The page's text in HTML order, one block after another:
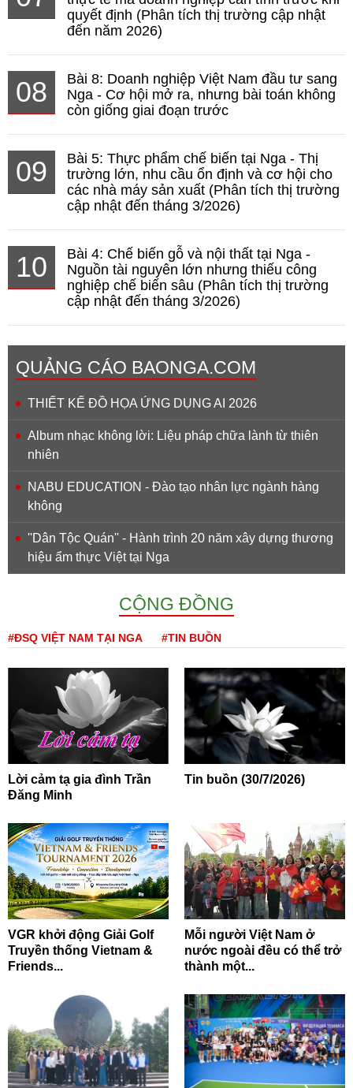
quyết định (Phân tích thị trường cập nhật
đến năm 2026)
08
Bài 8: Doanh nghiệp Việt Nam đầu tư sang
Nga - Cơ hội mở ra, nhưng bài toán không
còn giống giai đoạn trước
09
Bài 5: Thực phẩm chế biến tại Nga - Thị
trường lớn, nhu cầu ổn định và cơ hội cho
các nhà máy sản xuất (Phân tích thị trường
cập nhật đến tháng 3/2026)
10
Bài 4: Chế biến gỗ và nội thất tại Nga -
Nguồn tài nguyên lớn nhưng thiếu công
nghiệp chế biến sâu (Phân tích thị trường
cập nhật đến tháng 3/2026)
QUẢNG CÁO BAONGA.COM
THIẾT KẾ ĐỒ HỌA ỨNG DỤNG AI 2026
Album nhạc không lời: Liệu pháp chữa lành từ thiên
nhiên
NABU EDUCATION - Đào tạo nhân lực ngành hàng
không
''Dân Tộc Quán'' - Hành trình 20 năm xây dựng thương
hiệu ẩm thực Việt tại Nga
CỘNG ĐỒNG
#ĐSQ VIỆT NAM TẠI NGA #TIN BUỒN
Lời cảm tạ gia đình Trần
Đăng Minh
Tin buồn (30/7/2026)
VGR khởi động Giải Golf
Truyền thống Vietnam &
Friends...
Mỗi người Việt Nam ở
nước ngoài đều có thể trở
thành một...